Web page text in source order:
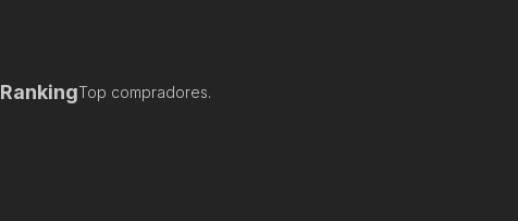
RankingTop compradores.